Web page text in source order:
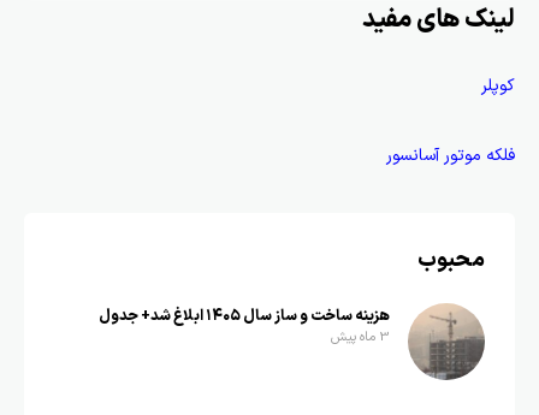
لینک های مفید
کوپلر
فلکه موتور آسانسور
محبوب
هزینه ساخت و ساز سال ۱۴۰۵ ابلاغ شد+ جدول
3 ماه پیش